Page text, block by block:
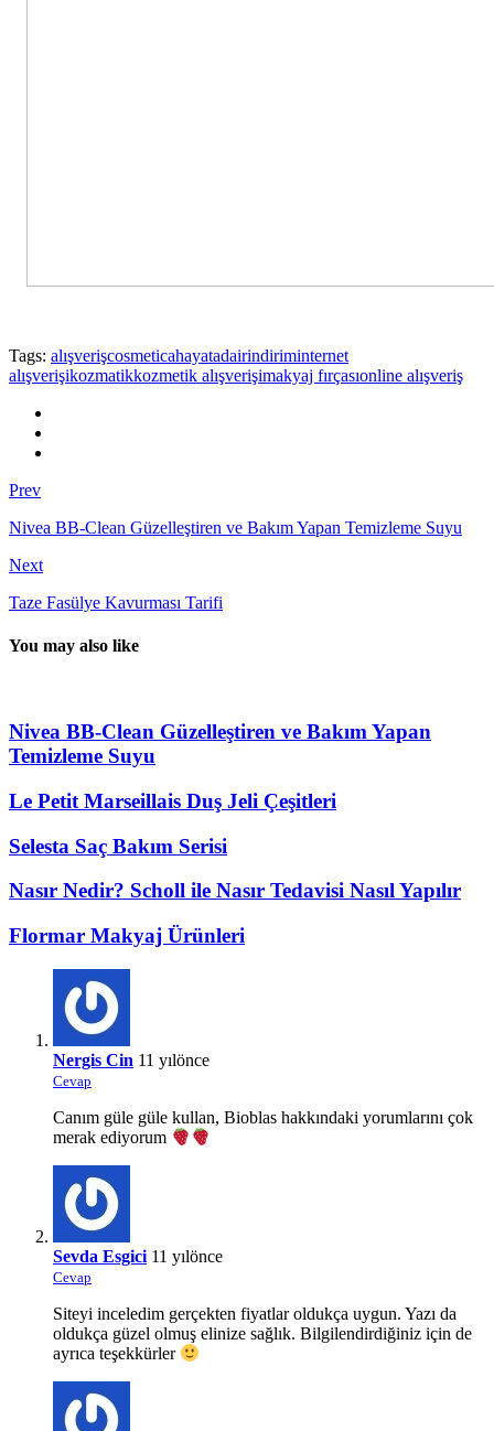
Tags: alışverişcosmeticahayatadairindiriminternet
alışverişikozmatikkozmetik alışverişimakyaj fırçasıonline alışveriş
Prev
Nivea BB-Clean Güzelleştiren ve Bakım Yapan Temizleme Suyu
Next
Taze Fasülye Kavurması Tarifi
You may also like
Nivea BB-Clean Güzelleştiren ve Bakım Yapan
Temizleme Suyu
Le Petit Marseillais Duş Jeli Çeşitleri
Selesta Saç Bakım Serisi
Nasır Nedir? Scholl ile Nasır Tedavisi Nasıl Yapılır
Flormar Makyaj Ürünleri
Nergis Cin 11 yılönce
Cevap
Canım güle güle kullan, Bioblas hakkındaki yorumlarını çok
merak ediyorum
Sevda Esgici 11 yılönce
Cevap
Siteyi inceledim gerçekten fiyatlar oldukça uygun. Yazı da
oldukça güzel olmuş elinize sağlık. Bilgilendirdiğiniz için de
ayrıca teşekkürler